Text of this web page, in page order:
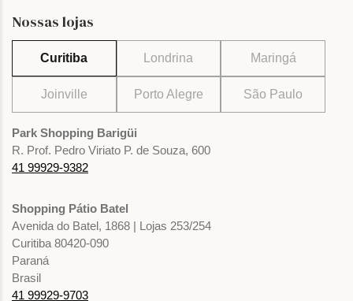
Nossas lojas
Curitiba Londrina Maringá
Joinville Porto Alegre São Paulo
Park Shopping Barigüi
R. Prof. Pedro Viriato P. de Souza, 600
41 99929-9382
Shopping Pátio Batel
Avenida do Batel, 1868 | Lojas 253/254
Curitiba 80420-090
Paraná
Brasil
41 99929-9703